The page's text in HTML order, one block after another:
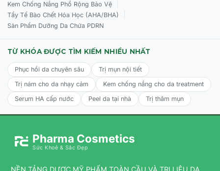
Kem Chống Nắng Phổ Rộng Bảo Vệ
Tẩy Tế Bào Chết Hóa Học (AHA/BHA)
Sản Phẩm Dưỡng Da Chứa PDRN
TỪ KHÓA ĐƯỢC TÌM KIẾM NHIỀU NHẤT
Phục hồi da chuyên sâu
Trị mụn nội tiết
Trị nám cho da nhạy cảm
Kem chống nắng cho da treatment
Serum HA cấp nước
Peel da tại nhà Trị thâm mụn
Pharma Cosmetics
Sức Khoẻ & Sắc Đẹp